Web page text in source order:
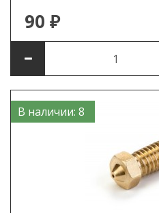
90 ₽
В наличии: 8